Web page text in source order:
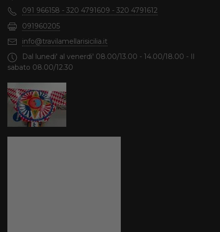
091 966158 - 320 4791609 - 320 4791612
091960205
info@travilamellarisicilia.it
Dal lunedi' al venerdi' 08.00/13.00 - 14.00/18.00 - Il
sabato 08.00/12.30